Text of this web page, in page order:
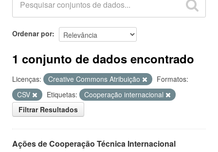
Ordenar por
1 conjunto de dados encontrado
Licenças: Creative Commons Atribuição
Formatos:
CSV
Etiquetas:
Cooperação internacional
Filtrar Resultados
Ações de Cooperação Técnica Internacional